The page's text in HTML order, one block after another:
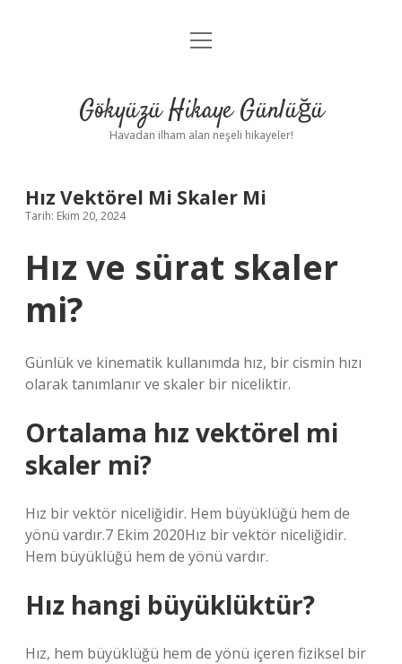
Anasayfa
Yasal Uyarı
menüyü
Gökyüzü Hikaye Günlüğü
Havadan ilham alan neşeli hikayeler!
Hız Vektörel Mi Skaler Mi
Tarih: Ekim 20, 2024
Hız ve sürat skaler
mi?
Günlük ve kinematik kullanımda hız, bir cismin hızı
olarak tanımlanır ve skaler bir niceliktir.
Ortalama hız vektörel mi
skaler mi?
Hız bir vektör niceliğidir. Hem büyüklüğü hem de
yönü vardır.7 Ekim 2020Hız bir vektör niceliğidir.
Hem büyüklüğü hem de yönü vardır.
Hız hangi büyüklüktür?
Hız, hem büyüklüğü hem de yönü içeren fiziksel bir